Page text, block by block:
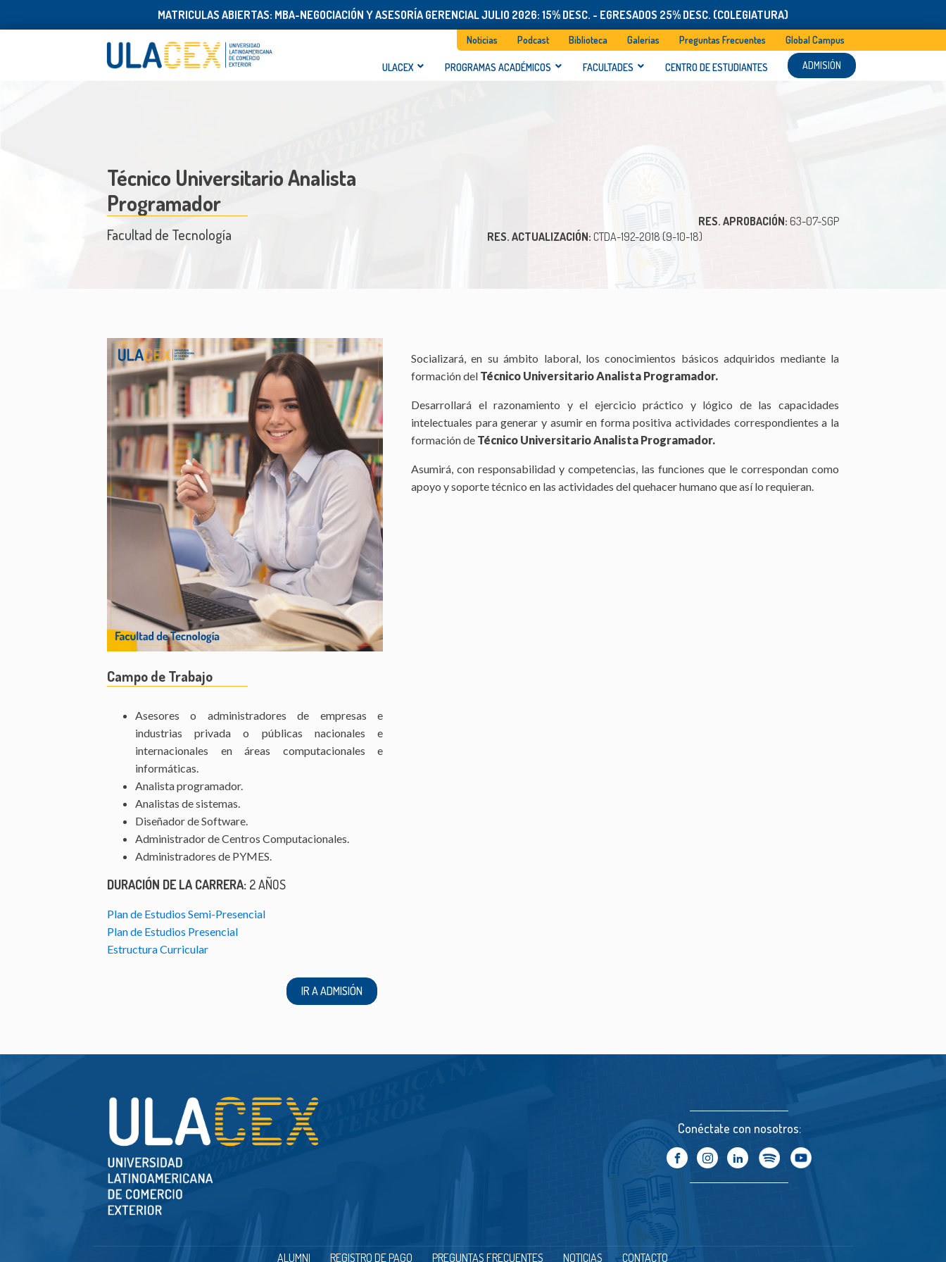
MATRICULAS ABIERTAS: MBA-NEGOCIACIÓN Y ASESORÍA GERENCIAL JULIO 2026: 15% DESC. - EGRESADOS 25% DESC. (COLEGIATURA)
Noticias Podcast Biblioteca Galerias Preguntas Frecuentes Global Campus
ULACEX PROGRAMAS ACADÉMICOS FACULTADES CENTRO DE ESTUDIANTES ADMISIÓN
Técnico Universitario Analista
Programador
Facultad de Tecnología
RES. APROBACIÓN: 63-07-SGP
RES. ACTUALIZACIÓN: CTDA-192-2018 (9-10-18)
Campo de Trabajo
Asesores o administradores de empresas e
industrias privada o públicas nacionales e
internacionales en áreas computacionales e
informáticas.
Analista programador.
Analistas de sistemas.
Diseñador de Software.
Administrador de Centros Computacionales.
Administradores de PYMES.
DURACIÓN DE LA CARRERA: 2 AÑOS
Plan de Estudios Semi-Presencial
Plan de Estudios Presencial
Estructura Curricular
IR A ADMISIÓN
Socializará, en su ámbito laboral, los conocimientos básicos adquiridos mediante la
formación del Técnico Universitario Analista Programador.
Desarrollará el razonamiento y el ejercicio práctico y lógico de las capacidades
intelectuales para generar y asumir en forma positiva actividades correspondientes a la
formación de Técnico Universitario Analista Programador.
Asumirá, con responsabilidad y competencias, las funciones que le correspondan como
apoyo y soporte técnico en las actividades del quehacer humano que así lo requieran.
Conéctate con nosotros:
ALUMNI REGISTRO DE PAGO PREGUNTAS FRECUENTES NOTICIAS CONTACTO